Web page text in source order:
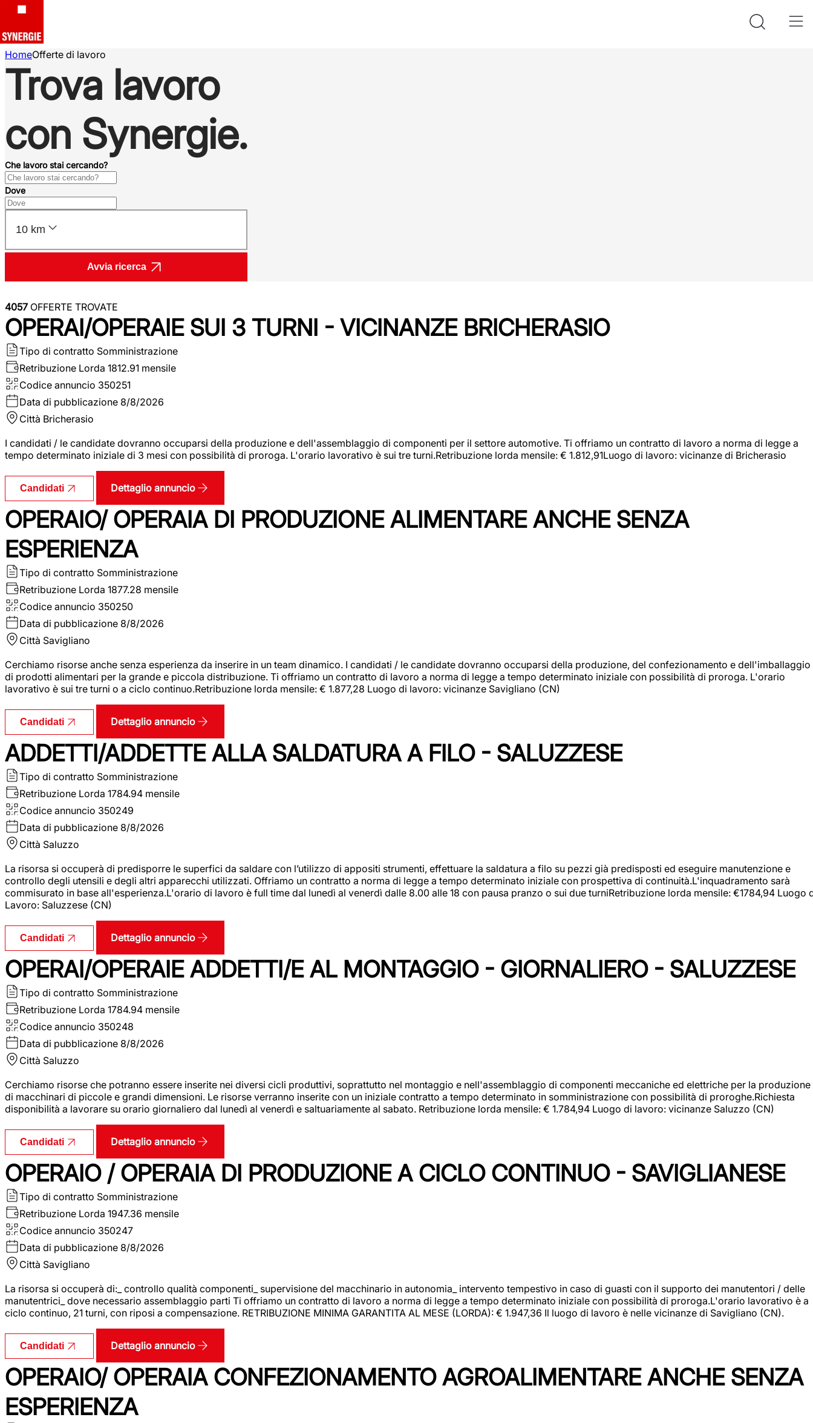
HomeOfferte di lavoro
Trova lavoro
con Synergie.
Che lavoro stai cercando?
Dove
10 km
Avvia ricerca
4057 OFFERTE TROVATE
OPERAI/OPERAIE SUI 3 TURNI - VICINANZE BRICHERASIO
Tipo di contratto Somministrazione
Retribuzione Lorda 1812.91 mensile
Codice annuncio 350251
Data di pubblicazione 8/8/2026
Città Bricherasio
I candidati / le candidate dovranno occuparsi della produzione e dell'assemblaggio di componenti per il settore automotive. Ti offriamo un contratto di lavoro a norma di legge a
tempo determinato iniziale di 3 mesi con possibilità di proroga. L'orario lavorativo è sui tre turni.Retribuzione lorda mensile: € 1.812,91Luogo di lavoro: vicinanze di Bricherasio
Candidati Dettaglio annuncio
OPERAIO/ OPERAIA DI PRODUZIONE ALIMENTARE ANCHE SENZA
ESPERIENZA
Tipo di contratto Somministrazione
Retribuzione Lorda 1877.28 mensile
Codice annuncio 350250
Data di pubblicazione 8/8/2026
Città Savigliano
Cerchiamo risorse anche senza esperienza da inserire in un team dinamico. I candidati / le candidate dovranno occuparsi della produzione, del confezionamento e dell'imballaggio
di prodotti alimentari per la grande e piccola distribuzione. Ti offriamo un contratto di lavoro a norma di legge a tempo determinato iniziale con possibilità di proroga. L'orario
lavorativo è sui tre turni o a ciclo continuo.Retribuzione lorda mensile: € 1.877,28 Luogo di lavoro: vicinanze Savigliano (CN)
Candidati Dettaglio annuncio
ADDETTI/ADDETTE ALLA SALDATURA A FILO - SALUZZESE
Tipo di contratto Somministrazione
Retribuzione Lorda 1784.94 mensile
Codice annuncio 350249
Data di pubblicazione 8/8/2026
Città Saluzzo
La risorsa si occuperà di predisporre le superfici da saldare con l’utilizzo di appositi strumenti, effettuare la saldatura a filo su pezzi già predisposti ed eseguire manutenzione e
controllo degli utensili e degli altri apparecchi utilizzati. Offriamo un contratto a norma di legge a tempo determinato iniziale con prospettiva di continuità.L'inquadramento sarà
commisurato in base all'esperienza.L'orario di lavoro è full time dal lunedì al venerdì dalle 8.00 alle 18 con pausa pranzo o sui due turniRetribuzione lorda mensile: €1784,94 Luogo
Lavoro: Saluzzese (CN)
Candidati Dettaglio annuncio
OPERAI/OPERAIE ADDETTI/E AL MONTAGGIO - GIORNALIERO - SALUZZESE
Tipo di contratto Somministrazione
Retribuzione Lorda 1784.94 mensile
Codice annuncio 350248
Data di pubblicazione 8/8/2026
Città Saluzzo
Cerchiamo risorse che potranno essere inserite nei diversi cicli produttivi, soprattutto nel montaggio e nell'assemblaggio di componenti meccaniche ed elettriche per la produzione
di macchinari di piccole e grandi dimensioni. Le risorse verranno inserite con un iniziale contratto a tempo determinato in somministrazione con possibilità di proroghe.Richiesta
disponibilità a lavorare su orario giornaliero dal lunedì al venerdì e saltuariamente al sabato. Retribuzione lorda mensile: € 1.784,94 Luogo di lavoro: vicinanze Saluzzo (CN)
Candidati Dettaglio annuncio
OPERAIO / OPERAIA DI PRODUZIONE A CICLO CONTINUO - SAVIGLIANESE
Tipo di contratto Somministrazione
Retribuzione Lorda 1947.36 mensile
Codice annuncio 350247
Data di pubblicazione 8/8/2026
Città Savigliano
La risorsa si occuperà di:_ controllo qualità componenti_ supervisione del macchinario in autonomia_ intervento tempestivo in caso di guasti con il supporto dei manutentori / delle
manutentrici_ dove necessario assemblaggio parti Ti offriamo un contratto di lavoro a norma di legge a tempo determinato iniziale con possibilità di proroga.L'orario lavorativo è a
ciclo continuo, 21 turni, con riposi a compensazione. RETRIBUZIONE MINIMA GARANTITA AL MESE (LORDA): € 1.947,36 Il luogo di lavoro è nelle vicinanze di Savigliano (CN).
Candidati Dettaglio annuncio
OPERAIO/ OPERAIA CONFEZIONAMENTO AGROALIMENTARE ANCHE SENZA
ESPERIENZA